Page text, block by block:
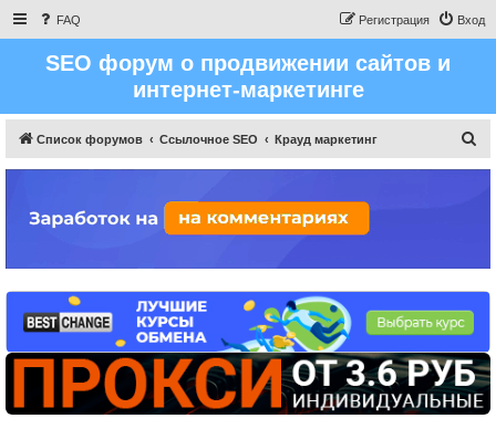
FAQ Вход
Регистрация
SEO форум о продвижении сайтов и
интернет-маркетинге
Список форумов Ссылочное SEO Крауд маркетинг